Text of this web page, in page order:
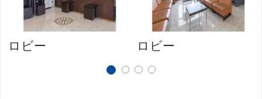
ロビー ロビー